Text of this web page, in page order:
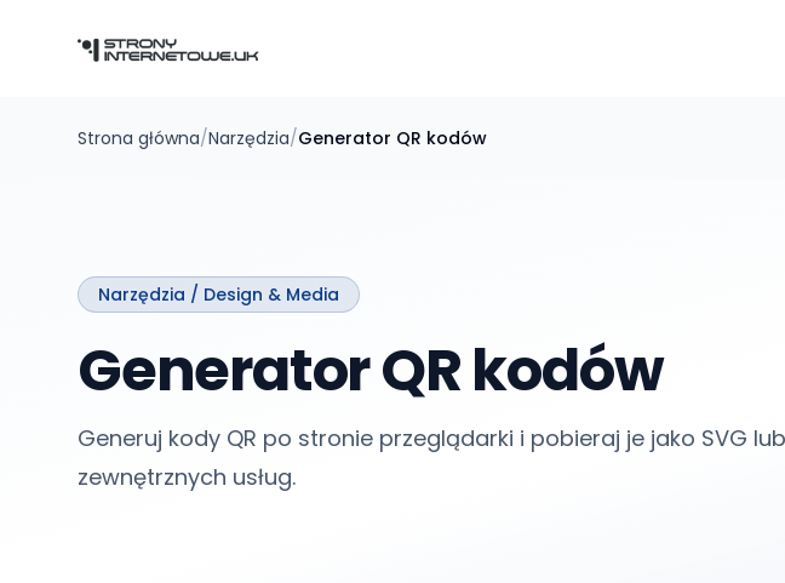
Strona główna/Narzędzia/Generator QR kodów
Narzędzia / Design & Media
Generator QR kodów
Generuj kody QR po stronie przeglądarki i pobieraj je jako SVG
zewnętrznych usług.